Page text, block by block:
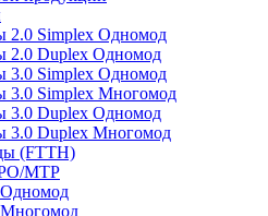
2.0 Simplex Одномод
2.0 Duplex Одномод
3.0 Simplex Одномод
3.0 Simplex Многомод
3.0 Duplex Одномод
3.0 Duplex Многомод
(FTTH)
MTP